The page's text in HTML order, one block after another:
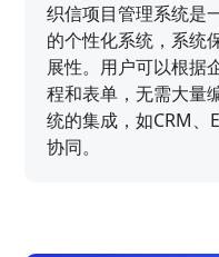
织信项目管理系统是
的个性化系统，系统
展性。用户可以根据
程和表单，无需大量
统的集成，如CRM、
协同。